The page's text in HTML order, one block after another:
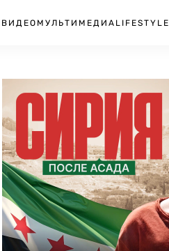
ВИДЕО МУЛЬТИМЕДИА LIFESTYLE